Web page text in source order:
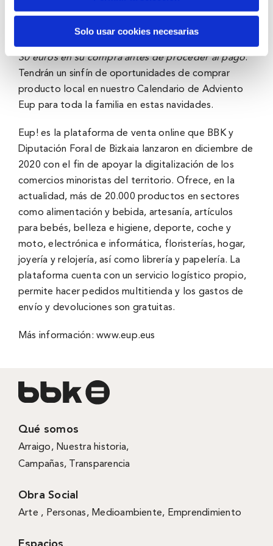
Solo usar cookies necesarias
sencillo: a las personas que a partir del miércoles 1
de diciembre realicen una compra en
eup.
30 euros en su compra antes de proceder al pago.
Tendrán un sinfín de oportunidades de comprar
producto local en nuestro Calendario de Adviento
Eup para toda la familia en estas navidades.
Eup! es la plataforma de venta online que BBK y
Diputación Foral de Bizkaia lanzaron en diciembre de
2020 con el fin de apoyar la digitalización de los
comercios minoristas del territorio. Ofrece, en la
actualidad, más de 20.000 productos en sectores
como alimentación y bebida, artesanía, artículos
para bebés, belleza e higiene, deporte, coche y
moto, electrónica e informática, floristerías, hogar,
joyería y relojería, así como librería y papelería. La
plataforma cuenta con un servicio logístico propio,
permite hacer pedidos multitienda y los gastos de
envío y devoluciones son gratuitas.
Más información:www.eup.eus
Qué somos
Arraigo, Nuestra historia,
Campañas, Transparencia
Obra Social
Arte , Personas, Medioambiente, Emprendimiento